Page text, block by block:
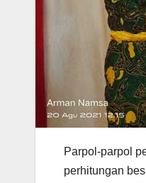
Parpol-parpol
perhitungan